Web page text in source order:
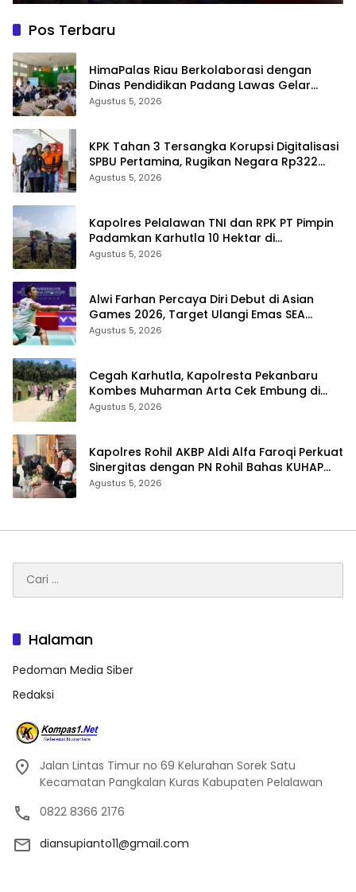
Pos Terbaru
HimaPalas Riau Berkolaborasi dengan
Dinas Pendidikan Padang Lawas Gelar
Pelatihan OSIS SMP se-Kabupaten Padang
Agustus 5, 2026
KPK Tahan 3 Tersangka Korupsi Digitalisasi
SPBU Pertamina, Rugikan Negara Rp322
Miliar
Agustus 5, 2026
Kapolres Pelalawan TNI dan RPK PT Pimpin
Padamkan Karhutla 10 Hektar di
Kerumutan, Water Bombing Diterjunkan
Agustus 5, 2026
Alwi Farhan Percaya Diri Debut di Asian
Games 2026, Target Ulangi Emas SEA
Games
Agustus 5, 2026
Cegah Karhutla, Kapolresta Pekanbaru
Kombes Muharman Arta Cek Embung di
Payung Sekaki dan Tenayan Raya
Agustus 5, 2026
Kapolres Rohil AKBP Aldi Alfa Faroqi Perkuat
Sinergitas dengan PN Rohil Bahas KUHAP
Baru
Agustus 5, 2026
untuk:
Halaman
Pedoman Media Siber
Redaksi
Jalan Lintas Timur no 69 Kelurahan Sorek Satu
Kecamatan Pangkalan Kuras Kabupaten Pelalawan
0822 8366 2176
diansupianto11@gmail.com